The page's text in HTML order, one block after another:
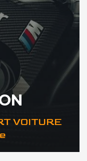
VOITURE